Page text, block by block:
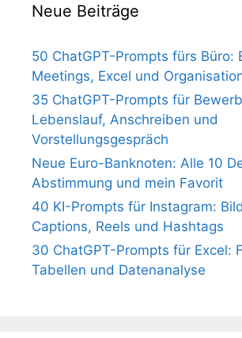
Neue Beiträge
50 ChatGPT-Prompts fürs Büro:
Meetings, Excel und
35 ChatGPT-Prompts für
Lebenslauf, Anschreiben und
Vorstellungsgespräch
Neue Euro-Banknoten: Alle 10
Abstimmung und mein Favorit
40 KI-Prompts für Instagram:
Captions, Reels und Hashtags
30 ChatGPT-Prompts für Excel:
Tabellen und Datenanalyse